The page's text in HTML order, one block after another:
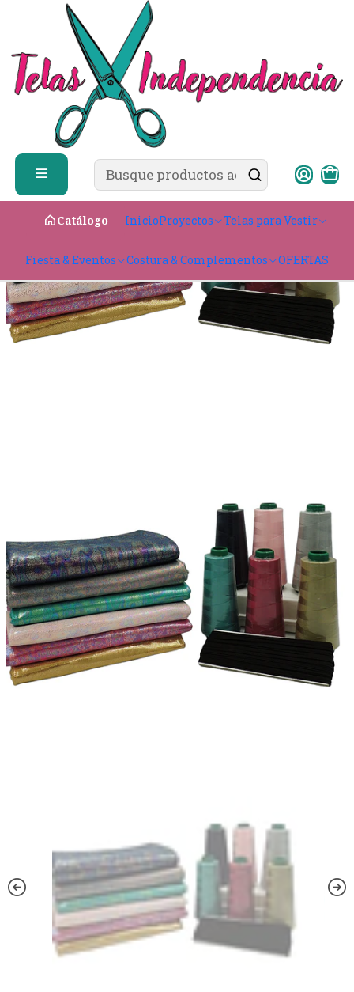
Catálogo InicioProyectos Telas para Vestir
Fiesta & Eventos Costura & Complementos OFERTAS
✨ ¿Cómo comprar?
CATÁLOGO Pack Emprende Interferencia